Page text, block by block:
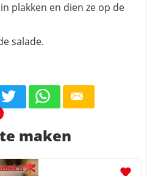
in plakken en dien ze op de
salade.
maken